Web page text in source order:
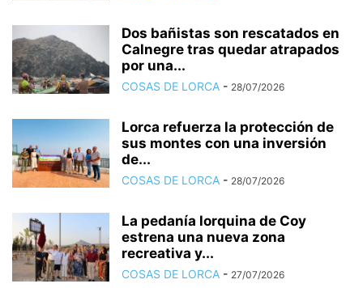
Dos bañistas son rescatados en
Calnegre tras quedar atrapados
por una...
COSAS DE LORCA - 28/07/2026
Lorca refuerza la protección de
sus montes con una inversión
de...
COSAS DE LORCA - 28/07/2026
La pedanía lorquina de Coy
estrena una nueva zona
recreativa y...
COSAS DE LORCA - 27/07/2026